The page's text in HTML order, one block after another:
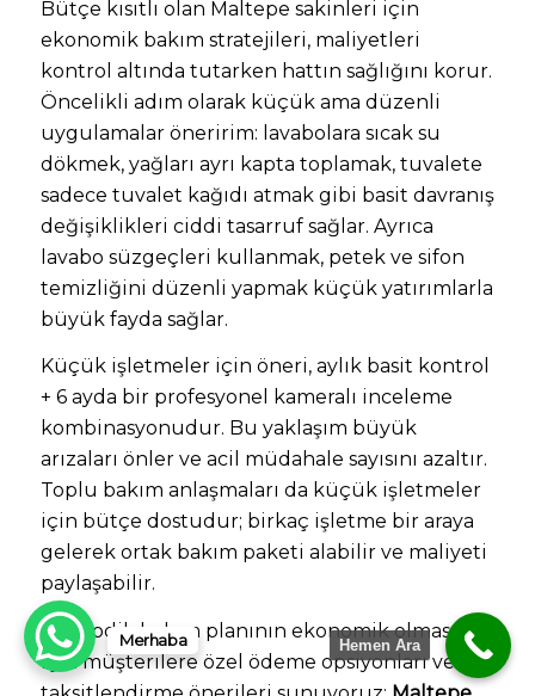
Bütçe kısıtlı olan Maltepe sakinleri için
ekonomik bakım stratejileri, maliyetleri
kontrol altında tutarken hattın sağlığını korur.
Öncelikli adım olarak küçük ama düzenli
uygulamalar öneririm: lavabolara sıcak su
dökmek, yağları ayrı kapta toplamak, tuvalete
sadece tuvalet kağıdı atmak gibi basit davranış
değişiklikleri ciddi tasarruf sağlar. Ayrıca
lavabo süzgeçleri kullanmak, petek ve sifon
temizliğini düzenli yapmak küçük yatırımlarla
büyük fayda sağlar.
Küçük işletmeler için öneri, aylık basit kontrol
+ 6 ayda bir profesyonel kameralı inceleme
kombinasyonudur. Bu yaklaşım büyük
arızaları önler ve acil müdahale sayısını azaltır.
Toplu bakım anlaşmaları da küçük işletmeler
için bütçe dostudur; birkaç işletme bir araya
gelerek ortak bakım paketi alabilir ve maliyeti
paylaşabilir.
Periyodik bakım planının ekonomik olması
için müşterilere özel ödeme opsiyonları ve
Merhaba Hemen Ara